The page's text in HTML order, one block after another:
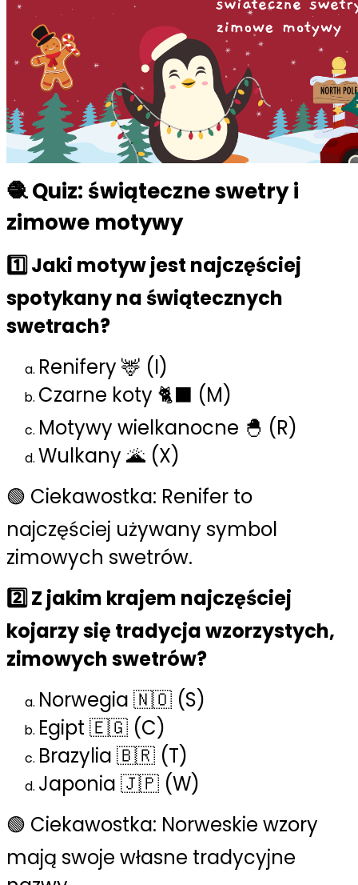
🧶 Quiz: świąteczne swetry i
zimowe motywy
1️⃣ Jaki motyw jest najczęściej
spotykany na świątecznych
swetrach?
Renifery 🦌 (I)
Czarne koty 🐈‍⬛ (M)
Motywy wielkanocne 🐣 (R)
Wulkany 🌋 (X)
🟢 Ciekawostka: Renifer to
najczęściej używany symbol
zimowych swetrów.
2️⃣ Z jakim krajem najczęściej
kojarzy się tradycja wzorzystych,
zimowych swetrów?
Norwegia 🇳🇴 (S)
Egipt 🇪🇬 (C)
Brazylia 🇧🇷 (T)
Japonia 🇯🇵 (W)
🟢 Ciekawostka: Norweskie wzory
mają swoje własne tradycyjne